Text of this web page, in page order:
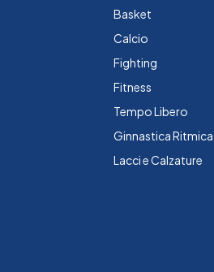
Basket
Calcio
Fighting
Fitness
Tempo Libero
Ginnastica Ritmica
Lacci e Calzature